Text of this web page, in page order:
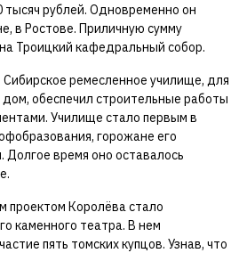
рублей. Одновременно он
в Ростове. Приличную сумму
Троицкий кафедральный собор.
ремесленное училище, для
обеспечил строительные работы
Училище стало первым в
горожане его
время оно оставалось
Королёва стало
каменного театра. В нем
пять томских купцов. Узнав, что